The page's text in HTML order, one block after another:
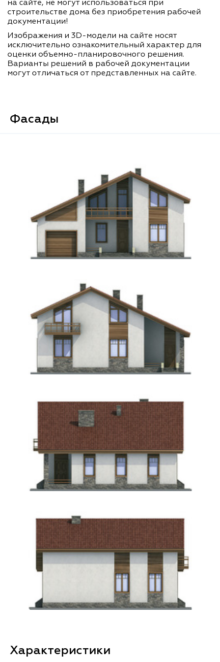
на сайте, не могут использоваться при
строительстве дома без приобретения рабочей
документации!
Изображения и 3D-модели на сайте носят
исключительно ознакомительный характер для
оценки объемно-планировочного решения.
Варианты решений в рабочей документации
могут отличаться от представленных на сайте.
Фасады
Характеристики